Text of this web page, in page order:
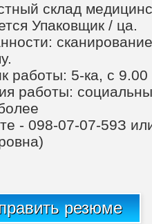
склад
Упаковщик / ца.
работы: 5-ка, с
работы:
- 098-07-07-59З
резюме